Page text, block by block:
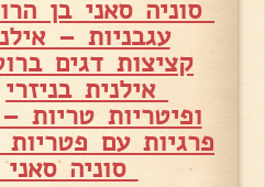
סוניה סאני בן
עגבניות –
קציצות דגים
אילנית בניזרי
ופיטריות טריות
פרגיות עם
סוניה